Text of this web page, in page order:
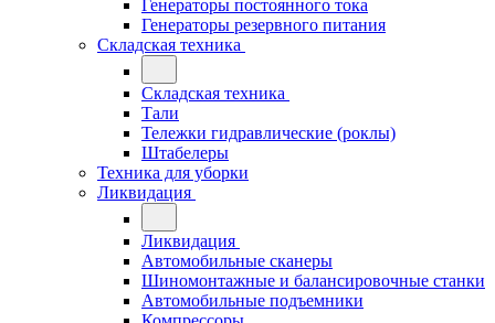
Генераторы постоянного тока
Генераторы резервного питания
Складская техника
Складская техника
Тали
Тележки гидравлические (роклы)
Штабелеры
Техника для уборки
Ликвидация
Ликвидация
Автомобильные сканеры
Шиномонтажные и балансировочные станки
Автомобильные подъемники